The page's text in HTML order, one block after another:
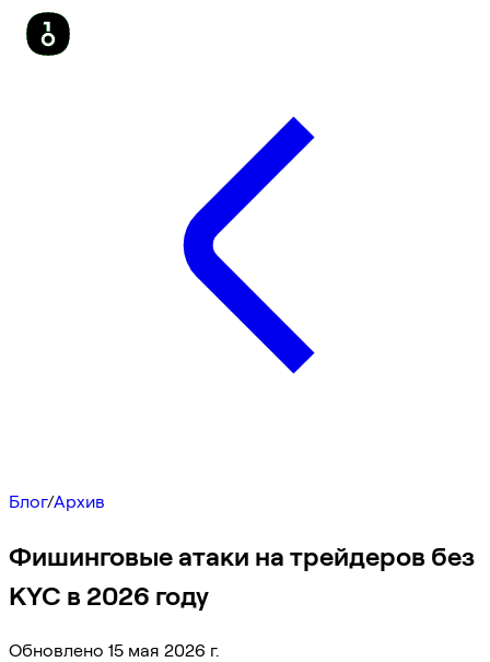
Блог/Архив
Фишинговые атаки на трейдеров без
KYC в 2026 году
Обновлено 15 мая 2026 г.